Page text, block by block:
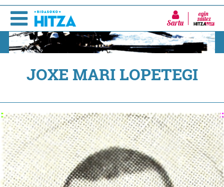
Sartu
JOXE MARI LOPETEGI